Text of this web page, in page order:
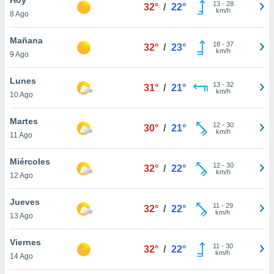
en
más
nuestra
de
cookies
aceptar
8 Ago
32° / 22° 13- 28
km/h
Mañana
9 Ago
32° / 23° 18- 37
km/h
Lunes
10 Ago
31° / 21° 13- 32
km/h
Martes
11 Ago
30° / 21° 12- 30
km/h
Miércoles
12 Ago
32° / 22° 12- 30
km/h
Jueves
13 Ago
32° / 22° 11 - 29
km/h
Viernes
14 Ago
32° / 22° 11 - 30
km/h